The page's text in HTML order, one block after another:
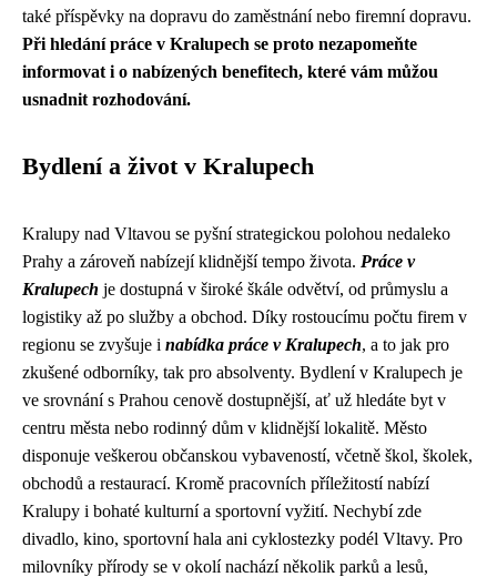
také příspěvky na dopravu do zaměstnání nebo firemní dopravu.
Při hledání práce v Kralupech se proto nezapomeňte
informovat i o nabízených benefitech, které vám můžou
usnadnit rozhodování.
Bydlení a život v Kralupech
Kralupy nad Vltavou se pyšní strategickou polohou nedaleko
Prahy a zároveň nabízejí klidnější tempo života. Práce v
Kralupech je dostupná v široké škále odvětví, od průmyslu a
logistiky až po služby a obchod. Díky rostoucímu počtu firem v
regionu se zvyšuje i nabídka práce v Kralupech, a to jak pro
zkušené odborníky, tak pro absolventy. Bydlení v Kralupech je
ve srovnání s Prahou cenově dostupnější, ať už hledáte byt v
centru města nebo rodinný dům v klidnější lokalitě. Město
disponuje veškerou občanskou vybaveností, včetně škol, školek,
obchodů a restaurací. Kromě pracovních příležitostí nabízí
Kralupy i bohaté kulturní a sportovní vyžití. Nechybí zde
divadlo, kino, sportovní hala ani cyklostezky podél Vltavy. Pro
milovníky přírody se v okolí nachází několik parků a lesů,